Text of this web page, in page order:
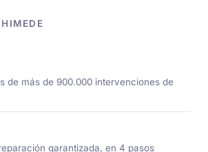
de más de 900.000 intervenciones de
garantizada, en 4 pasos